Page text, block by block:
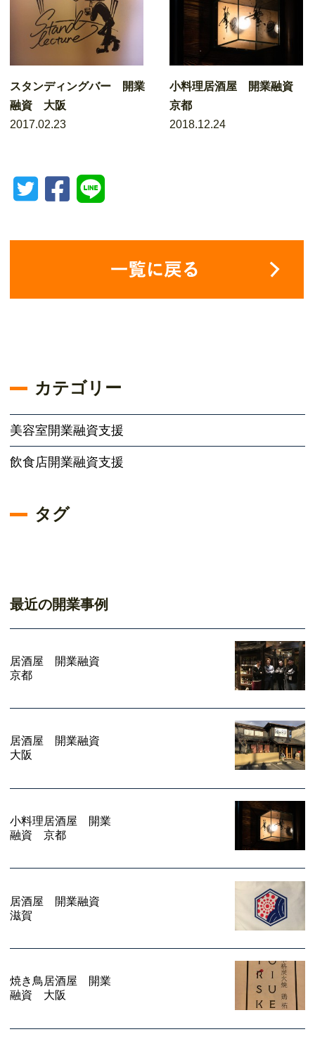
スタンディングバー 開業
融資 大阪
2017.02.23
小料理居酒屋 開業融資
京都
2018.12.24
カテゴリー
美容室開業融資支援
飲食店開業融資支援
タグ
最近の開業事例
居酒屋 開業融資
京都
居酒屋 開業融資
大阪
小料理居酒屋 開業
融資 京都
居酒屋 開業融資
滋賀
焼き鳥居酒屋 開業
融資 大阪